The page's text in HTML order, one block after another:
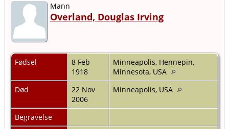
Mann
Overland, Douglas Irving
Fødsel
8 Feb
1918
Minneapolis, Hennepin,
Minnesota, USA
Død
22 Nov
2006
Minneapolis, USA
Begravelse